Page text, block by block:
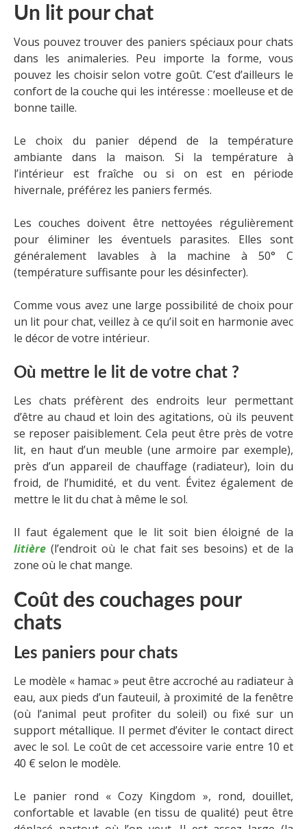
Un lit pour chat
Vous pouvez trouver des paniers spéciaux pour chats
dans les animaleries. Peu importe la forme, vous
pouvez les choisir selon votre goût. C’est d’ailleurs le
confort de la couche qui les intéresse : moelleuse et de
bonne taille.
Le choix du panier dépend de la température
ambiante dans la maison. Si la température à
l’intérieur est fraîche ou si on est en période
hivernale, préférez les paniers fermés.
Les couches doivent être nettoyées régulièrement
pour éliminer les éventuels parasites. Elles sont
généralement lavables à la machine à 50° C
(température suffisante pour les désinfecter).
Comme vous avez une large possibilité de choix pour
un lit pour chat, veillez à ce qu’il soit en harmonie avec
le décor de votre intérieur.
Où mettre le lit de votre chat ?
Les chats préfèrent des endroits leur permettant
d’être au chaud et loin des agitations, où ils peuvent
se reposer paisiblement. Cela peut être près de votre
lit, en haut d’un meuble (une armoire par exemple),
près d’un appareil de chauffage (radiateur), loin du
froid, de l’humidité, et du vent. Évitez également de
mettre le lit du chat à même le sol.
Il faut également que le lit soit bien éloigné de la
litière (l’endroit où le chat fait ses besoins) et de la
zone où le chat mange.
Coût des couchages pour
chats
Les paniers pour chats
Le modèle « hamac » peut être accroché au radiateur à
eau, aux pieds d’un fauteuil, à proximité de la fenêtre
(où l’animal peut profiter du soleil) ou fixé sur un
support métallique. Il permet d’éviter le contact direct
avec le sol. Le coût de cet accessoire varie entre 10 et
40 € selon le modèle.
Le panier rond « Cozy Kingdom », rond, douillet,
confortable et lavable (en tissu de qualité) peut être